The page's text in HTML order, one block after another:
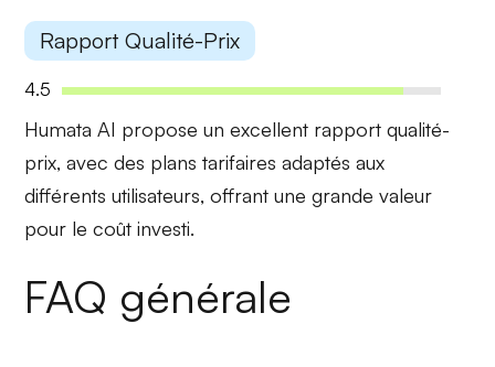
Rapport Qualité-Prix
4.5
Humata AI propose unexcellent rapport qualité-
prix, avec des plans tarifaires adaptés aux
différents utilisateurs, offrant une grande valeur
pour le coût investi.
FAQ générale